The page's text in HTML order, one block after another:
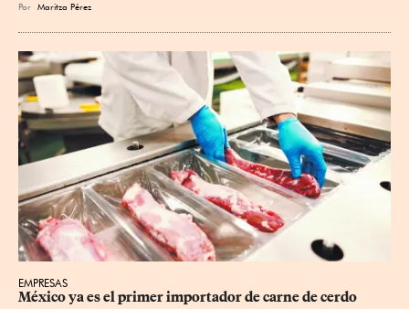
Por Maritza Pérez
EMPRESAS
México ya es el primer importador de carne de cerdo